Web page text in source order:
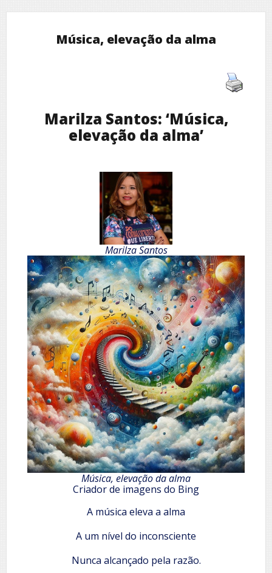
Música, elevação da alma
Marilza Santos: ‘Música,
elevação da alma’
Marilza Santos
Música, elevação da alma
Criador de imagens do Bing
A música eleva a alma
A um nível do inconsciente
Nunca alcançado pela razão.